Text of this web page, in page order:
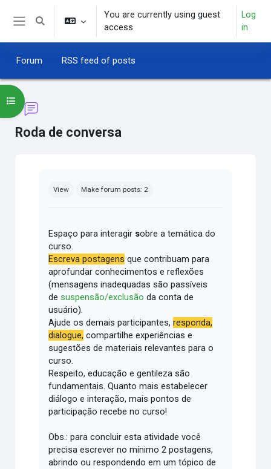
Skip to main content
Toggle search input
You are currently using guest
access
Log
in
Forum RSS feed of posts
Roda de conversa
Open course index
View Make forum posts: 2
Espaço para interagir sobre a temática do
curso.
Escreva postagens que contribuam para
aprofundar conhecimentos e reflexões
(mensagens inadequadas são passíveis
desuspensão/exclusão da conta de
usuário).
Ajude os demais participantes,responda,
dialogue, compartilhe experiências e
sugestões de materiais relevantes para o
curso.
Respeito, educação e gentileza são
fundamentais.Quanto mais estabelecer
diálogo e interação, mais pontos de
participação recebe no curso!
Obs.: para concluir esta atividade você
precisa escrever no mínimo 2 postagens,
abrindo ou respondendo em um tópico de